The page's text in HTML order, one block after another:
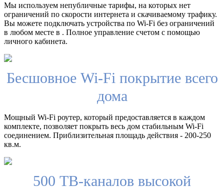
Мы используем непубличные тарифы, на которых нет
ограничений по скорости интернета и скачиваемому трафику.
Вы можете подключать устройства по Wi-Fi без ограничений
в любом месте в . Полное управление счетом с помощью
личного кабинета.
Бесшовное Wi-Fi покрытие всего
дома
Мощный Wi-Fi роутер, который предоставляется в каждом
комплекте, позволяет покрыть весь дом стабильным Wi-Fi
соединением. Приблизительная площадь действия - 200-250
кв.м.
500 ТВ-каналов высокой